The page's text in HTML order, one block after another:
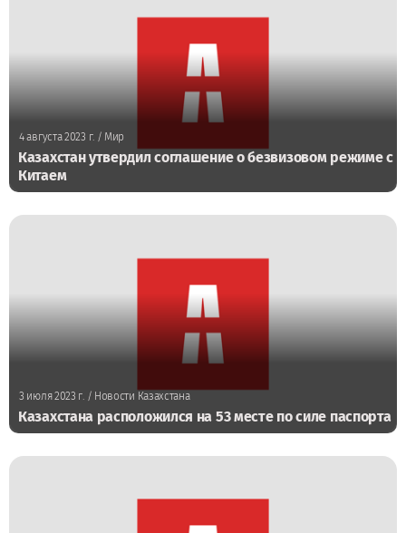
4 августа 2023 г./ Мир
Казахстан утвердил соглашение о безвизовом режиме с
Китаем
3 июля 2023 г. / Новости Казахстана
Казахстана расположился на 53 месте по силе паспорта